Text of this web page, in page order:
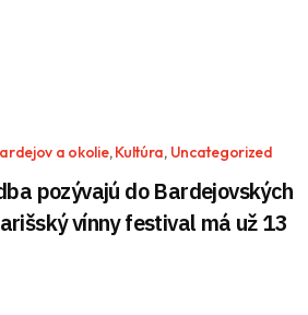
a okolie,Kultúra, Uncategorized
pozývajú do Bardejovských
vínny festival má už 13